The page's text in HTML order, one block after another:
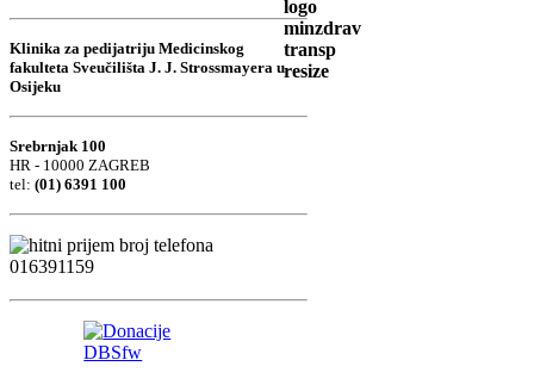
Klinika za pedijatriju Medicinskog
fakulteta Sveučilišta J. J. Strossmayera u
Osijeku
Srebrnjak 100
HR - 10000 ZAGREB
tel: (01) 6391 100